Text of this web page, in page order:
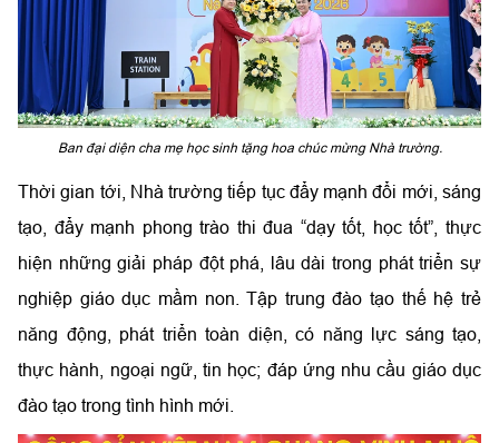
Ban đại diện cha mẹ học sinh tặng hoa chúc mừng Nhà trường.
Thời gian tới, Nhà trường tiếp tục đẩy mạnh đổi mới, sáng
tạo, đẩy mạnh phong trào thi đua “dạy tốt, học tốt”, thực
hiện những giải pháp đột phá, lâu dài trong phát triển sự
nghiệp giáo dục mầm non. Tập trung đào tạo thế hệ trẻ
năng động, phát triển toàn diện, có năng lực sáng tạo,
thực hành, ngoại ngữ, tin học; đáp ứng nhu cầu giáo dục
đào tạo trong tình hình mới.